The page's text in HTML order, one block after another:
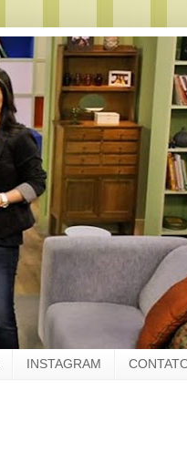
INSTAGRAM